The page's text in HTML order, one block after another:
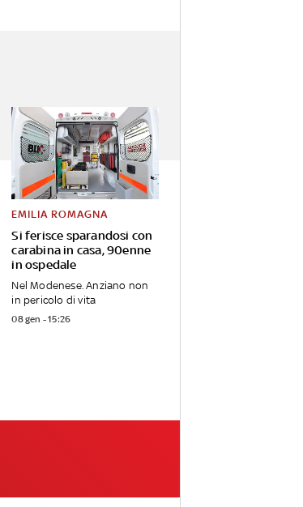
Si ferisce sparandosi con
carabina in casa, 90enne
in ospedale
EMILIA ROMAGNA
Nel Modenese. Anziano non
in pericolo di vita
08 gen - 15:26